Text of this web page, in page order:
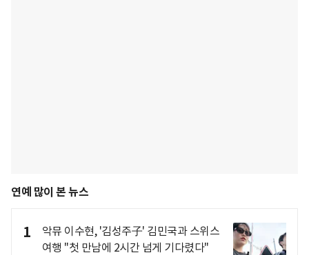
연예 많이 본 뉴스
1
악뮤 이수현, '김성주子' 김민국과 스위스
여행 "첫 만남에 2시간 넘게 기다렸다"